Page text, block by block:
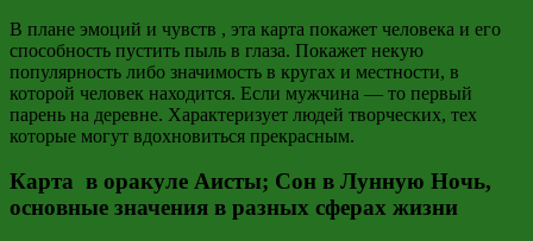
В плане эмоций и чувств , эта карта покажет человека и его
способность пустить пыль в глаза. Покажет некую
популярность либо значимость в кругах и местности, в
которой человек находится. Если мужчина — то первый
парень на деревне. Характеризует людей творческих, тех
которые могут вдохновиться прекрасным.
Карта в оракуле Аисты; Сон в Лунную Ночь,
основные значения в разных сферах жизни